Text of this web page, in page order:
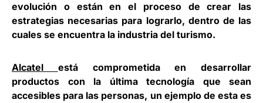
evolución o están en el proceso de crear las
estrategias necesarias para lograrlo, dentro de las
cuales se encuentra la industria del turismo.
Alcatel
está comprometida en desarrollar
productos con la última tecnología que sean
accesibles para las personas, un ejemplo de esta es